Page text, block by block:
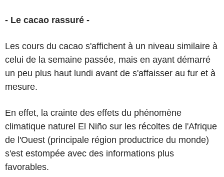
- Le cacao rassuré -
Les cours du cacao s'affichent à un niveau similaire à
celui de la semaine passée, mais en ayant démarré
un peu plus haut lundi avant de s'affaisser au fur et à
mesure.
En effet, la crainte des effets du phénomène
climatique naturel El Niño sur les récoltes de l'Afrique
de l'Ouest (principale région productrice du monde)
s'est estompée avec des informations plus
favorables.